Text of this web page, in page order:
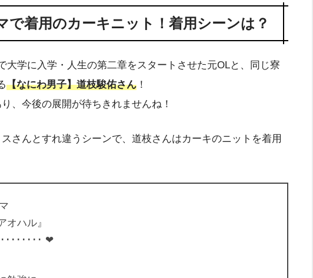
で着用のカーキニット！着用シーンは？
大学に入学・人生の第二章をスタートさせた元OLと、同じ寮
【なにわ男子】道枝駿佑さん ！
、今後の展開が待ちきれませんね！
スさんとすれ違うシーンで、道枝さんはカーキのニットを着用
オハル』
･･･････ ❤︎